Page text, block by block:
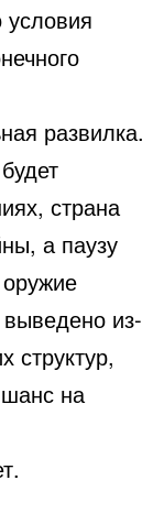
условия
развилка.
страна
а паузу
выведено из-
структур,
на